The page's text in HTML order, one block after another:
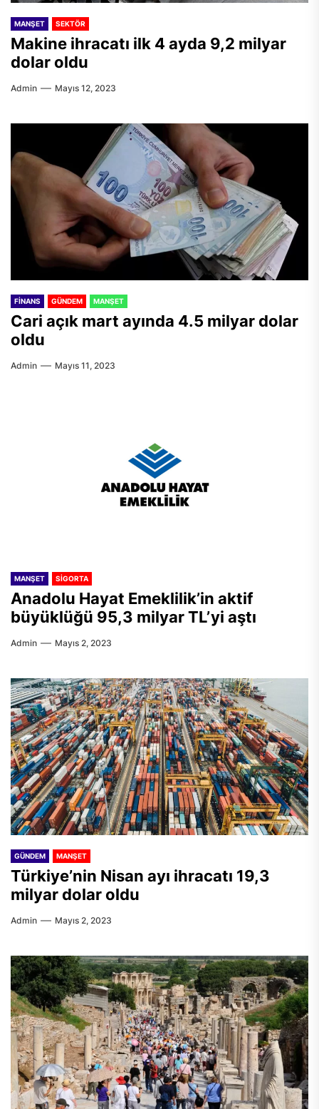
MANŞET SEKTÖR
Makine ihracatı ilk 4 ayda 9,2 milyar
dolar oldu
Admin Mayıs 12, 2023
FINANS GÜNDEM MANŞET
Cari açık mart ayında 4.5 milyar dolar
oldu
Admin Mayıs 11, 2023
MANŞET SIGORTA
Anadolu Hayat Emeklilik’in aktif
büyüklüğü 95,3 milyar TL’yi aştı
Admin Mayıs 2, 2023
GÜNDEM MANŞET
Türkiye’nin Nisan ayı ihracatı 19,3
milyar dolar oldu
Admin Mayıs 2, 2023